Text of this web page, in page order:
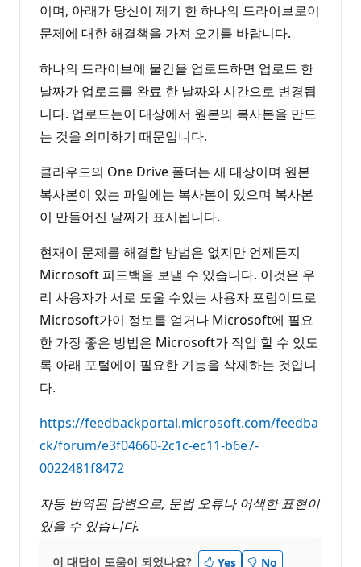
이며, 아래가 당신이 제기 한 하나의 드라이브로이
문제에 대한 해결책을 가져 오기를 바랍니다.
하나의 드라이브에 물건을 업로드하면 업로드 한
날짜가 업로드를 완료 한 날짜와 시간으로 변경됩
니다. 업로드는이 대상에서 원본의 복사본을 만드
는 것을 의미하기 때문입니다.
클라우드의 One Drive 폴더는 새 대상이며 원본
복사본이 있는 파일에는 복사본이 있으며 복사본
이 만들어진 날짜가 표시됩니다.
현재이 문제를 해결할 방법은 없지만 언제든지
Microsoft 피드백을 보낼 수 있습니다. 이것은 우
리 사용자가 서로 도울 수있는 사용자 포럼이므로
Microsoft가이 정보를 얻거나 Microsoft에 필요
한 가장 좋은 방법은 Microsoft가 작업 할 수 있도
록 아래 포털에이 필요한 기능을 삭제하는 것입니
다.
https://feedbackportal.microsoft.com/feedba
ck/forum/e3f04660-2c1c-ec11-b6e7-
0022481f8472
자동 번역된 답변으로, 문법 오류나 어색한 표현이
있을 수 있습니다.
이 대답이 도움이 되었나요? Yes No